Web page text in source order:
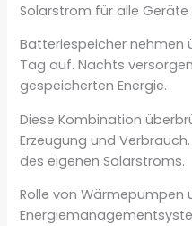
Solarstrom für alle Geräte
Batteriespeicher nehmen
Tag auf. Nachts
gespeicherten Energie.
Diese Kombination
Erzeugung und
des eigenen Solarstroms.
Rolle von Wärmepumpen